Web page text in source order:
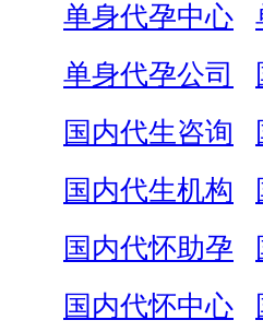
单身代孕中心
单身代孕公司
国内代生咨询
国内代生机构
国内代怀助孕
国内代怀中心